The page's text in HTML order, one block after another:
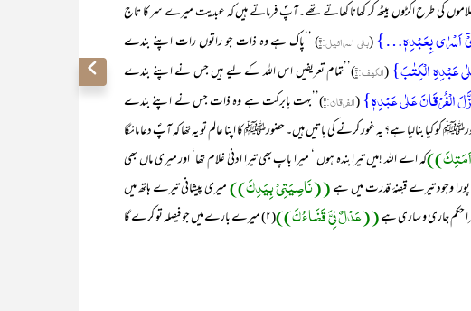
کی طرح اکڑوں بیٹھ کر کھانا کھاتے تھے۔آپؐ فرماتے ہیں کہ عبدیت میرے سر کا تاج
اَسْرٰی بِعَبْدِہٖ…}(بنی اسرائیل:۱) ’’پاک ہے وہ ذات جو راتوں رات اپنے بندے
عَبْدِہِ الْکِتٰبَ}(الکہف:۱)’’تمام تعریفیں اس اللہ کے لیے ہیں جس نے اپنے بندے
الْفُرْقَانَ عَلٰی عَبْدِہٖ}(الفرقان:۱)’’بہت بابرکت ہے وہ ذات جس نے اپنے بندے
کیا بنالیا ہے؟ یہ غور کرنے کی باتیں ہیں۔ حضورﷺ کا اپنا عالم تو یہ تھا کہ آپؐ دعا مانگا
اَمَتِکَ))کہ اے اللہ !میں تیرا بندہ ہوں ‘ میرا باپ بھی تیرا ادنیٰ غلام تھا‘ اور میری ماں بھی
پورا وجود تیرے قبضۂ قدرت میں ہے((نَاصِیَتِیْ بِیَدِکَ))میری پیشانی تیرے ہاتھ میں
حکم جاری و ساری ہے((عَدْلٌ فِیَّ قَضَاءُکَ)) (۲) میرے بارے میں جو فیصلہ تو کرے گا